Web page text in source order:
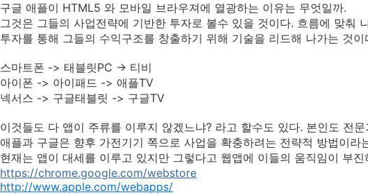
구글 애플이 HTML5 와 모바일 브라우져에 열광하는 이유는 무엇일까.
그것은 그들의 사업전략에 기반한 투자로 볼수 있을 것이다. 흐름에 맞춰
투자를 통해 그들의 수익구조를 창출하기 위해 기술을 리드해 나가는 것이
스마트폰 -> 태블릿PC -> 티비
아이폰 -> 아이패드 -> 애플TV
넥서스 -> 구글태블릿 -> 구글TV
이것들도 다 앱이 주류를 이루지 않겠느냐? 라고 할수도 있다. 본인도 전
애플과 구글은 향후 가전기기 쪽으로 사업을 확충하려는 전략적 방법이라
현재는 앱이 대세를 이루고 있지만 그렇다고 웹앱에 이들의 움직임이 부진
https://chrome.google.com/webstore
http://www.apple.com/webapps/